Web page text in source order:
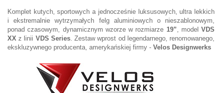
Komplet kutych, sportowych a jednocześnie luksusowych, ultra lekkich
i ekstremalnie wytrzymałych felg aluminiowych o nieszablonowym,
ponad czasowym, dynamicznym wzorze w rozmiarze 19”, model VDS
XX z linii VDS Series. Zestaw wprost od legendarnego, renomowanego,
ekskluzywnego producenta, amerykańskiej firmy - Velos Designwerks